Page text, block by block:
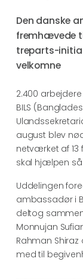
Den danske
fremhævede
treparts-
velkomne
2.400
BILS
august blev
netværket af 13
skal hjælpen
Uddelingen
ambassadør i
deltog
Monnujan
Rahman
med til